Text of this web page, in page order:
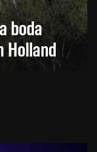
boda
Holland